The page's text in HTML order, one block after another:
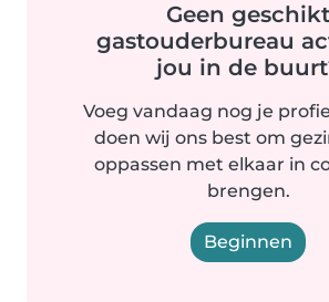
Geen geschikt
gastouderbureau
jou in de
Voeg vandaag nog je
doen wij ons best om
oppassen met elkaar in
brengen.
Beginnen